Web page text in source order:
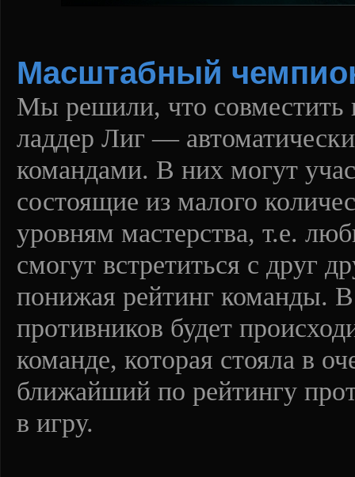
Масштабный
Мы решили, что совместить
ладдер Лиг —
командами. В них могут
состоящие из малого
уровням мастерства, т.е.
смогут встретиться с друг
понижая рейтинг команды.
противников будет
команде, которая стояла в
ближайший по рейтингу
в игру.